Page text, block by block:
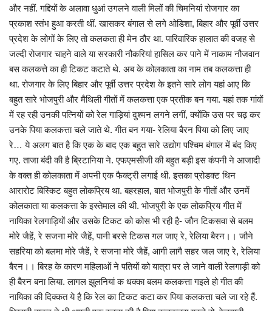
और नहीं. गद्दियों के अलावा धुआं उगलने वाली मिलों की चिमनियां रोजगार का
प्रकाश स्तंभ हुआ करती थीं. खासकर बंगाल से लगे ओडिशा, बिहार और पूर्वी उत्तर
प्रदेश के लोगों के लिए तो कलकता ही मेन ठौर था. पारिवारिक हालात की वजह से
जल्दी रोजगार चाहने वाले या सरकारी नौकरियां हासिल कर पाने में नाकाम नौजवान
बस कलकत्ते का ही टिकट कटाते थे. अब के कोलकाता का नाम तब कलकत्ता ही
था. रोजगार के लिए बिहार और पूर्वी उत्तर प्रदेश के इतने सारे लोग यहां आए कि
बहुत सारे भोजपुरी और मैथिली गीतों में कलकत्ता एक प्रतीक बन गया. यहां तक गांवों
में रह रही उनकी पत्नियों को रेल गाड़ियां दुश्मन लगने लगीं, क्योंकि उस पर चढ़ कर
उनके पिया कलकत्ता चले जाते थे. गीत बन गया- रेलिया बैरन पिया को लिए जाए
रे… ये अलग बात है कि एक के बाद एक बहुत सारे उद्योग पश्चिम बंगाल में बंद किए
गए. ताजा बंदी की है ब्रिटानिया ने. एफएमसीजी की बहुत बड़ी इस कंपनी ने आजादी
के वक्त ही कोलकाता में अपनी एक फैक्ट्री लगाई थी. इसका प्रोडक्ट थिन
आरारोट बिस्किट बहुत लोकप्रिय था. बहरहाल, बात भोजपुरी के गीतों और उनमें
कोलकाता या कलकत्ता के इस्तेमाल की थी. भोजपुरी के एक लोकप्रिय गीत में
नायिका रेलगाड़ियों और उसके टिकट को कोस भी रही है- जौन टिकसवा से बलम
मोरे जैहें, रे सजना मोरे जैहें, पानी बरसे टिकस गल जाए रे, रेलिया बैरन।। जौने
सहरिया को बलमा मोरे जैहें, रे सजना मोरे जैहें, आगी लागै सहर जल जाए रे, रेलिया
बैरन।। बिरह के कारण महिलाओं ने पतियों को यात्रा पर ले जाने वाली रेलगाड़ी को
ही बैरन बना लिया. लागल झुलनियां क धक्का बलम कलकत्ता गइले हो गीत की
नायिका की दिक्कत ये है कि रेल का टिकट कटा कर पिया कलकत्ता चले जा रहे हैं.